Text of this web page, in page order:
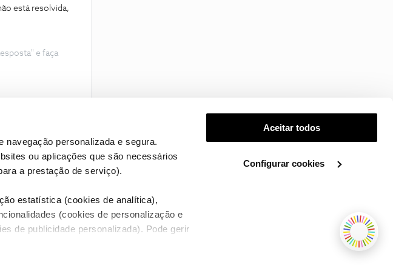
navegação personalizada e segura.
ou aplicações que são necessários
a prestação de serviço).
estatística (cookies de analítica),
(cookies de personalização e
de publicidade personalizada). Pode gerir
Aceitar todos
Configurar cookies
está resolvida,
e faça
statement